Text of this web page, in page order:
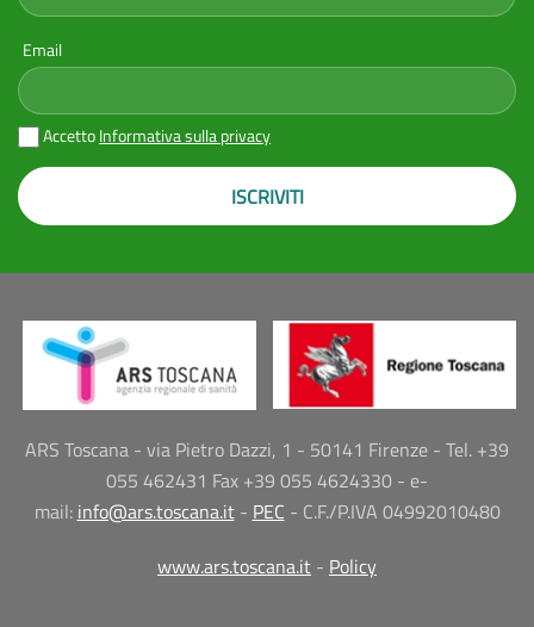
Email
AccettoInformativa sulla privacy
ISCRIVITI
ARS Toscana - via Pietro Dazzi, 1 - 50141 Firenze - Tel. +39
055 462431 Fax +39 055 4624330 - e-
mail: info@ars.toscana.it- PEC - C.F./P.IVA 04992010480
www.ars.toscana.it - Policy